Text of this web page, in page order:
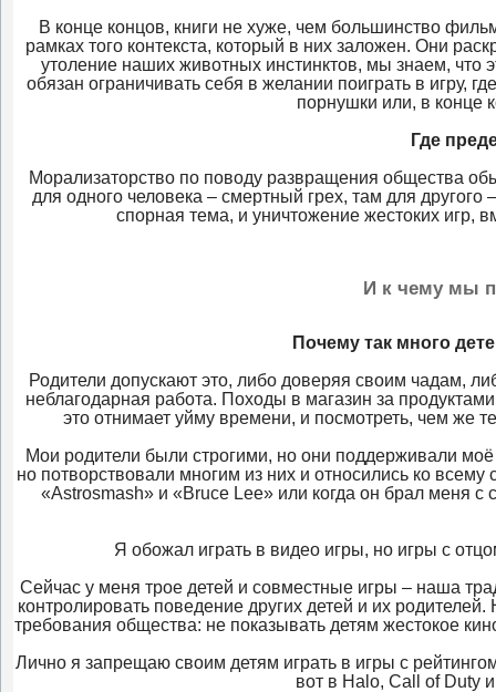
В конце концов, книги не хуже, чем большинство
рамках того контекста, который в них заложен. Они
утоление наших животных инстинктов, мы знаем,
обязан ограничивать себя в желании поиграть в игру,
порнушки или, в конце
Где
Морализаторство по поводу развращения общества
для одного человека – смертный грех, там для
спорная тема, и уничтожение жестоких игр,
И к чему мы
Почему так много
Родители допускают это, либо доверяя своим чадам,
неблагодарная работа. Походы в магазин за
это отнимает уйму времени, и посмотреть, чем
Мои родители были строгими, но они поддерживали
но потворствовали многим из них и относились ко
«Astrosmash» и «Bruce Lee» или когда он брал меня
Я обожал играть в видео игры, но игры с
Сейчас у меня трое детей и совместные игры – наша
контролировать поведение других детей и их
требования общества: не показывать детям жестокое
Лично я запрещаю своим детям играть в игры с
вот в Halo, Call of Duty и